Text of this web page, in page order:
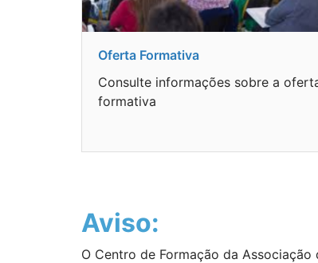
Oferta Formativa
Consulte informações sobre a
formativa
Aviso:
O Centro de Formação da